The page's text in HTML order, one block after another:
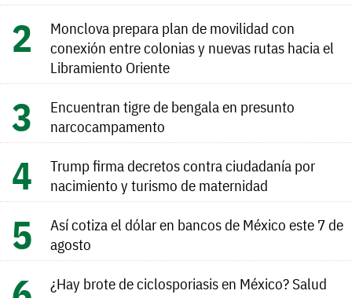
Monclova prepara plan de movilidad con
conexión entre colonias y nuevas rutas hacia el
Libramiento Oriente
Encuentran tigre de bengala en presunto
narcocampamento
Trump firma decretos contra ciudadanía por
nacimiento y turismo de maternidad
Así cotiza el dólar en bancos de México este 7 de
agosto
¿Hay brote de ciclosporiasis en México? Salud